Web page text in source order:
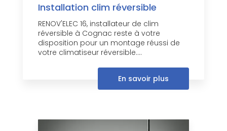
Installation clim réversible
RENOV'ELEC 16, installateur de clim
réversible à Cognac reste à votre
disposition pour un montage réussi de
votre climatiseur réversible....
En savoir plus